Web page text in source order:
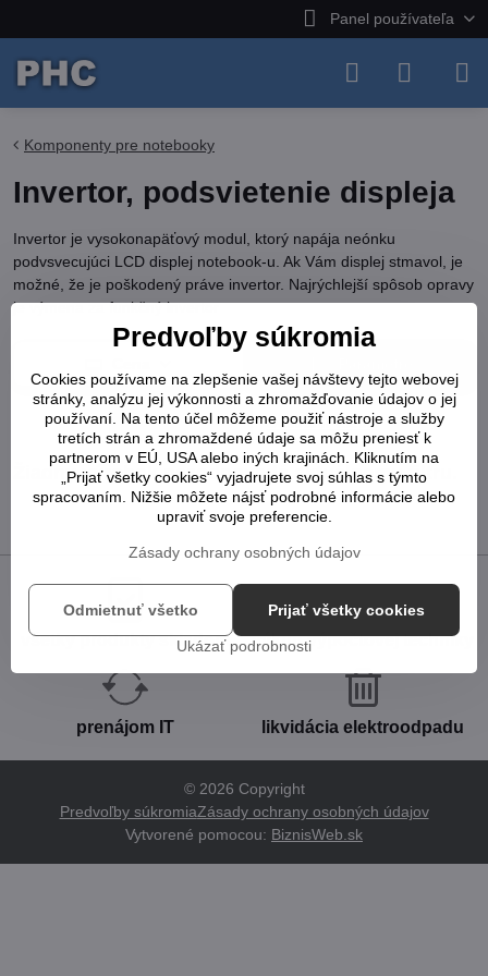
Panel používateľa
Komponenty pre notebooky
Invertor, podsvietenie displeja
Invertor je vysokonapäťový modul, ktorý napája neónku
podvsvecujúci LCD displej notebook-u. Ak Vám displej stmavol, je
možné, že je poškodený práve invertor. Najrýchlejší spôsob opravy
je výmena za funkčný invertor
Iba skladom Odstrániť všetko
všetky produkty skladom výkup výpočtovej techniky
prenájom IT likvidácia elektroodpadu
© 2026 Copyright
Predvoľby súkromiaZásady ochrany osobných údajov
Vytvorené pomocou: BiznisWeb.sk
Predvoľby súkromia
Cookies používame na zlepšenie vašej návštevy tejto webovej
stránky, analýzu jej výkonnosti a zhromažďovanie údajov o jej
používaní. Na tento účel môžeme použiť nástroje a služby
tretích strán a zhromaždené údaje sa môžu preniesť k
partnerom v EÚ, USA alebo iných krajinách. Kliknutím na
„Prijať všetky cookies“ vyjadrujete svoj súhlas s týmto
spracovaním. Nižšie môžete nájsť podrobné informácie alebo
upraviť svoje preferencie.
Zásady ochrany osobných údajov
Ukázať podrobnosti
Prijať všetky cookies
Odmietnuť všetko